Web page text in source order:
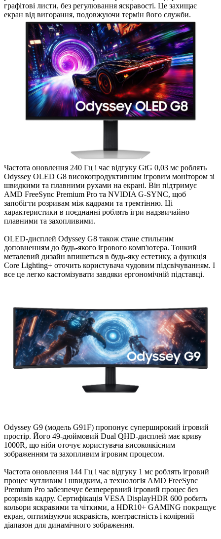
графітові листи, без регулювання яскравості. Це захищає
екран від вигорання, подовжуючи термін його служби.
Частота оновлення 240 Гц і час відгуку GtG 0,03 мс роблять
Odyssey OLED G8 високопродуктивним ігровим монітором зі
швидкими та плавними рухами на екрані. Він підтримує
AMD FreeSync Premium Pro та NVIDIA G-SYNC, щоб
запобігти розривам між кадрами та тремтінню. Ці
характеристики в поєднанні роблять ігри надзвичайно
плавними та захопливими.
OLED-дисплей Odyssey G8 також стане стильним
доповненням до будь-якого ігрового комп'ютера. Тонкий
металевий дизайн впишеться в будь-яку естетику, а функція
Core Lighting+ оточить користувача чудовим підсвічуванням. І
все це легко кастомізувати завдяки ергономічній підставці.
Odyssey G9 (модель G91F) пропонує суперширокий ігровий
простір. Його 49-дюймовий Dual QHD-дисплей має криву
1000R, що ніби оточує користувача високоякісним
зображенням та захопливим ігровим процесом.
Частота оновлення 144 Гц і час відгуку 1 мс роблять ігровий
процес чутливим і швидким, а технологія AMD FreeSync
Premium Pro забезпечує безперервний ігровий процес без
розривів кадру. Сертифікація VESA DisplayHDR 600 робить
кольори яскравими та чіткими, а HDR10+ GAMING покращує
екран, оптимізуючи яскравість, контрастність і колірний
діапазон для динамічного зображення.